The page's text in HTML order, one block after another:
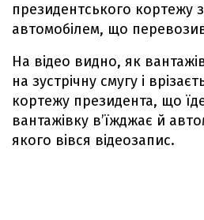
президентського кортежу
автомобілем, що
На відео видно, як
на зустрічну смугу і
кортежу президента, що
вантажівку в’їжджає й
якого вівся відеозапис.